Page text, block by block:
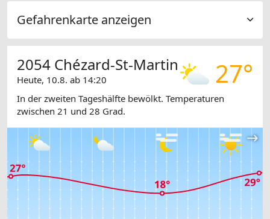
Gefahrenkarte anzeigen
27°
2054 Chézard-St-Martin
Heute, 10.8. ab 14:20
In der zweiten Tageshälfte bewölkt. Temperaturen
zwischen 21 und 28 Grad.